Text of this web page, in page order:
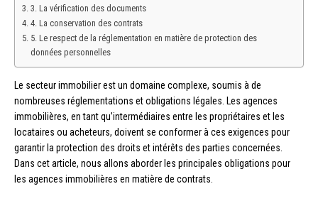
3. La vérification des documents
4. La conservation des contrats
5. Le respect de la réglementation en matière de protection des
données personnelles
Le secteur immobilier est un domaine complexe, soumis à de
nombreuses réglementations et obligations légales. Les agences
immobilières, en tant qu’intermédiaires entre les propriétaires et les
locataires ou acheteurs, doivent se conformer à ces exigences pour
garantir la protection des droits et intérêts des parties concernées.
Dans cet article, nous allons aborder les principales obligations pour
les agences immobilières en matière de contrats.